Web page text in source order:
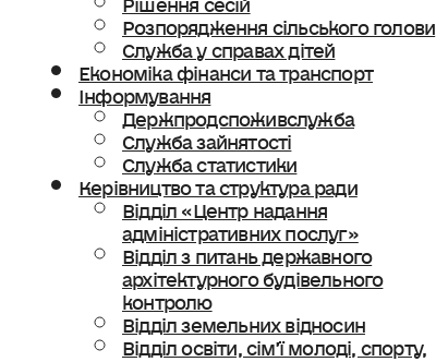
Розпорядження сільського голови
Служба у справах дітей
Економіка фінанси та транспорт
Інформування
Держпродспоживслужба
Служба зайнятості
Служба статистики
Керівництво та структура ради
Відділ «Центр надання
адміністративних послуг»
Відділ з питань державного
архітектурного будівельного
контролю
Відділ земельних відносин
Відділ освіти, сімʼї молоді, спорту,